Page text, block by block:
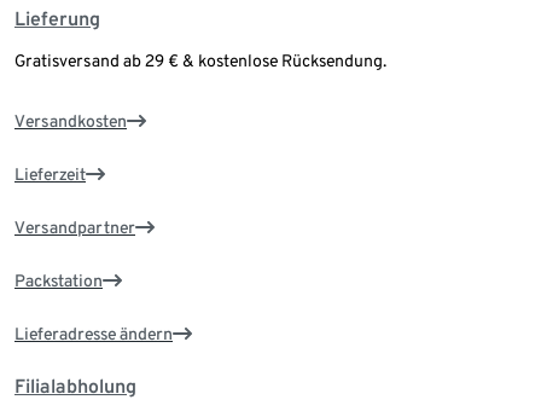
Lieferung
Gratisversand ab 29 € & kostenlose Rücksendung.
Versandkosten
Lieferzeit
Versandpartner
Packstation
Lieferadresse ändern
Filialabholung